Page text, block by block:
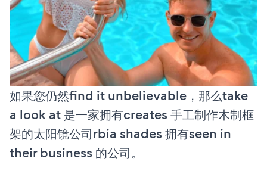
如果您仍然find it unbelievable，那么take
a look at 是一家拥有creates 手工制作木制框
架的太阳镜公司rbia shades 拥有seen in
their business 的公司。